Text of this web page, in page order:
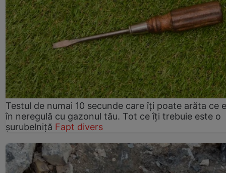
Testul de numai 10 secunde care îți poate arăta ce
în neregulă cu gazonul tău. Tot ce îți trebuie este o
șurubelniță Fapt divers